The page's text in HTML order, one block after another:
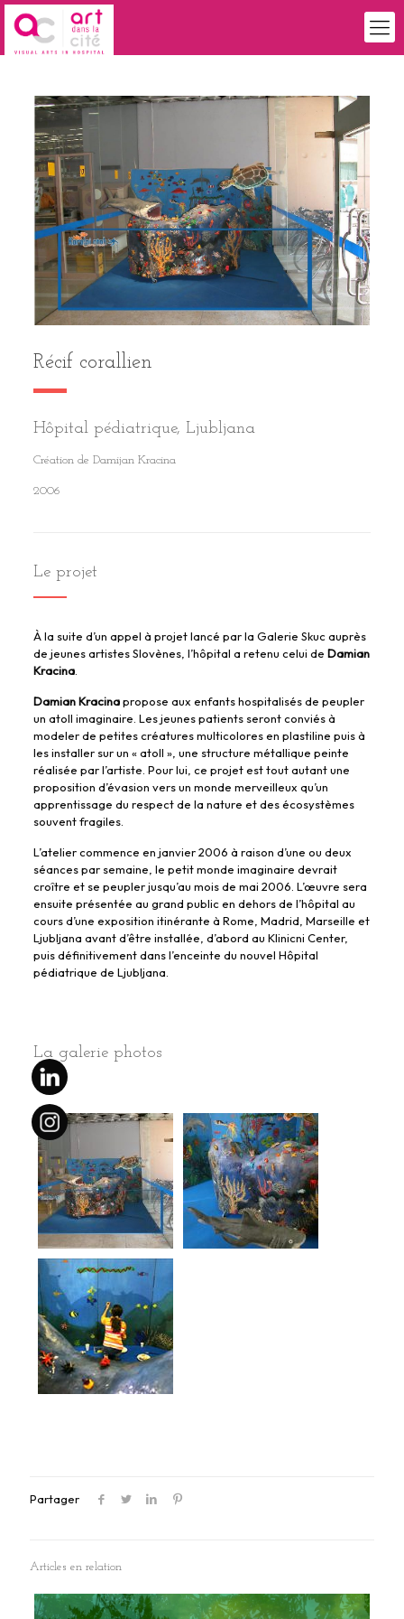
Récif corallien
Hôpital pédiatrique, Ljubljana
Création de Damijan Kracina
2006
Le projet
À la suite d’un appel à projet lancé par la Galerie Skuc auprès
de jeunes artistes Slovènes, l’hôpital a retenu celui de Damian
Kracina.
Damian Kracinapropose aux enfants hospitalisés de peupler
un atoll imaginaire. Les jeunes patients seront conviés à
modeler de petites créatures multicolores en plastiline puis à
les installer sur un « atoll », une structure métallique peinte
réalisée par l’artiste. Pour lui, ce projet est tout autant une
proposition d’évasion vers un monde merveilleux qu’un
apprentissage du respect de la nature et des écosystèmes
souvent fragiles.
L’atelier commence en janvier 2006 à raison d’une ou deux
séances par semaine, le petit monde imaginaire devrait
croître et se peupler jusqu’au mois de mai 2006. L’œuvre sera
ensuite présentée au grand public en dehors de l’hôpital au
cours d’une exposition itinérante à Rome, Madrid, Marseille et
Ljubljana avant d’être installée, d’abord au Klinicni Center,
puis définitivement dans l’enceinte du nouvel Hôpital
pédiatrique de Ljubljana.
La galerie photos
Partager
Articles en relation